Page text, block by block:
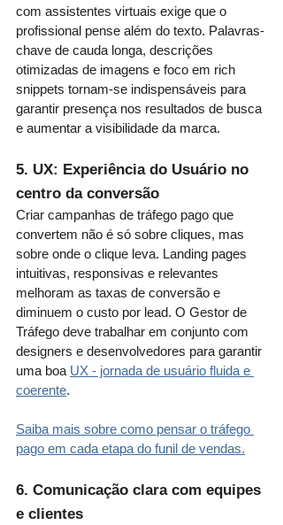
com assistentes virtuais exige que o
profissional pense além do texto. Palavras-
chave de cauda longa, descrições
otimizadas de imagens e foco em rich
snippets tornam-se indispensáveis para
garantir presença nos resultados de busca
e aumentar a visibilidade da marca.
5. UX: Experiência do Usuário no
centro da conversão
Criar campanhas de tráfego pago que
convertem não é só sobre cliques, mas
sobre onde o clique leva. Landing pages
intuitivas, responsivas e relevantes
melhoram as taxas de conversão e
diminuem o custo por lead. O Gestor de
Tráfego deve trabalhar em conjunto com
designers e desenvolvedores para garantir
uma boa UX - jornada de usuário fluida e
coerente.
Saiba mais sobre como pensar o tráfego
pago em cada etapa do funil de vendas.
6. Comunicação clara com equipes
e clientes